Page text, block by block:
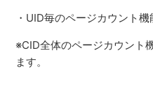
・UID毎のページカウント機
※CID全体のページカウント
ます。